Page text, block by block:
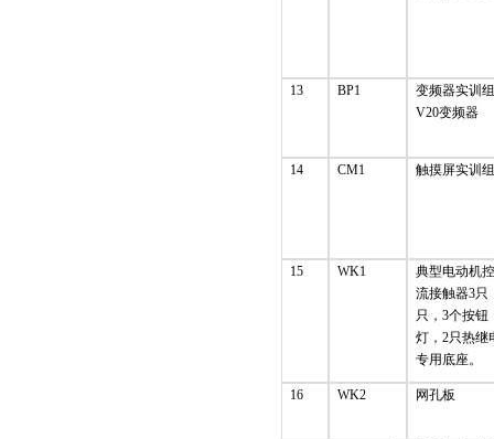
13 BP1
变频器实训
V20变频器
14 CM1 触摸屏实训
15 WK1
典型电动机
流接触器3只
只，3个按钮
灯，2只热继
专用底座。
16 WK2 网孔板